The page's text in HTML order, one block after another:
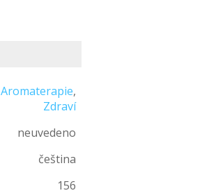
Aromaterapie,
Zdraví
neuvedeno
čeština
156